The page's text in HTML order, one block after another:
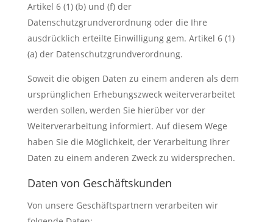
Artikel 6 (1) (b) und (f) der
Datenschutzgrundverordnung oder die Ihre
ausdrücklich erteilte Einwilligung gem. Artikel 6 (1)
(a) der Datenschutzgrundverordnung.
Soweit die obigen Daten zu einem anderen als dem
ursprünglichen Erhebungszweck weiterverarbeitet
werden sollen, werden Sie hierüber vor der
Weiterverarbeitung informiert. Auf diesem Wege
haben Sie die Möglichkeit, der Verarbeitung Ihrer
Daten zu einem anderen Zweck zu widersprechen.
Daten von Geschäftskunden
Von unsere Geschäftspartnern verarbeiten wir